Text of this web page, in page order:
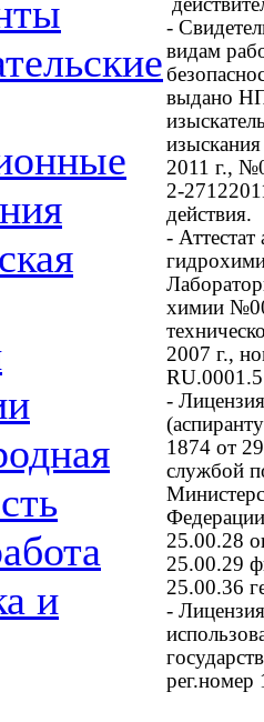
и
-
видам
выдано
2011 г.,
2-
действия.
-
химии
2007 г.,
-
1874 от
службой
25.00.28
25.00.29
25.00.36
-
рег.номер